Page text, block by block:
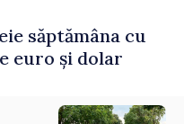
săptămâna cu
euro și dolar